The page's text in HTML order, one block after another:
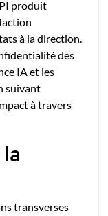
produit
à la direction.
des
IA et les
suivant
à travers
transverses